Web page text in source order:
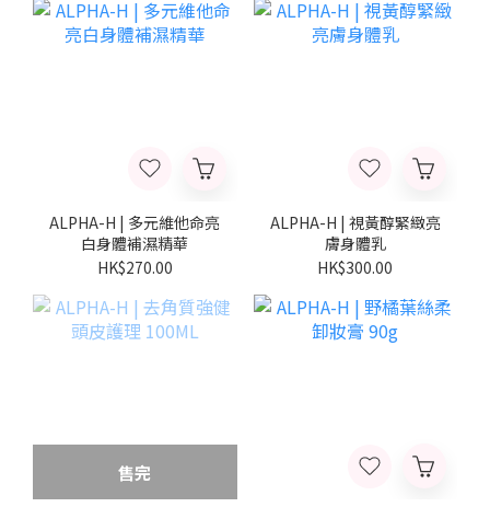
ALPHA-H | 多元維他命亮
白身體補濕精華
HK$270.00
ALPHA-H | 視黃醇緊緻亮
膚身體乳
HK$300.00
售完